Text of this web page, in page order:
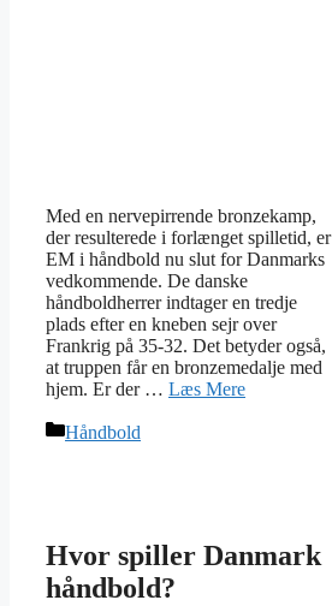
Med en nervepirrende bronzekamp,
der resulterede i forlænget spilletid, er
EM i håndbold nu slut for Danmarks
vedkommende. De danske
håndboldherrer indtager en tredje
plads efter en kneben sejr over
Frankrig på 35-32. Det betyder også,
at truppen får en bronzemedalje med
hjem. Er der … Læs Mere
Kategorier
Håndbold
Hvor spiller Danmark
håndbold?